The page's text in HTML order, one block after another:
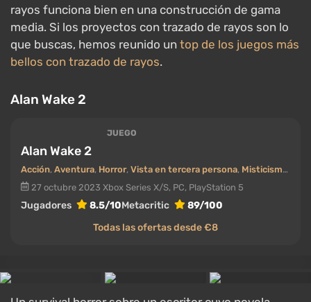
rayos funciona bien en una construcción de gama
media. Si los proyectos con trazado de rayos son lo
que buscas, hemos reunido un top de los juegos más
bellos con trazado de rayos.
Alan Wake 2
JUEGO
Alan Wake 2
Acción, Aventura, Horror, Vista en tercera persona, Misticismo / sobrenatural
27 octubre 2023 Xbox Series X/S, PC, PlayStation 5
Jugadores 8.5/10Metacritic
89/100
Todas las ofertas desde €8